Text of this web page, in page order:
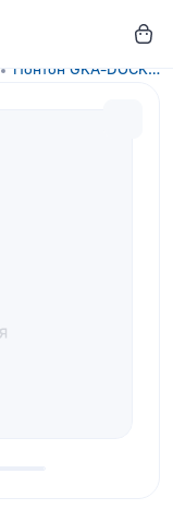
Понтон GKA-DOCKS 150x100 Chili Red с настилом из сосны